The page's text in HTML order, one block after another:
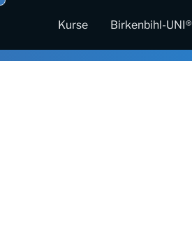
Kurse Birkenbihl-UNI®